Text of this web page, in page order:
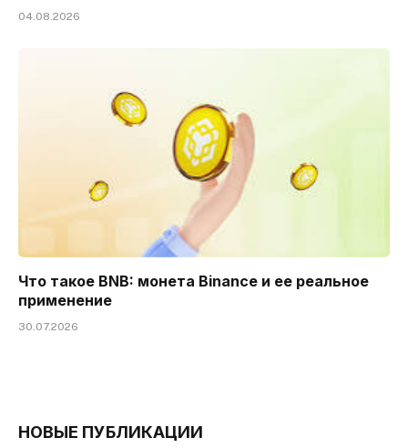
04.08.2026
Что такое BNB: монета Binance и ее реальное
применение
30.07.2026
НОВЫЕ ПУБЛИКАЦИИ